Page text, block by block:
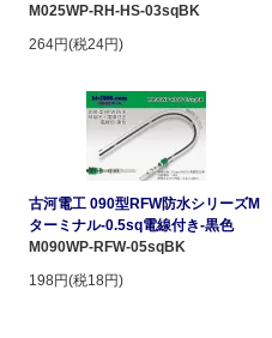
M025WP-RH-HS-03sqBK
264円(税24円)
古河電工 090型RFW防水シリーズM
ターミナル-0.5sq電線付き-黒色
M090WP-RFW-05sqBK
198円(税18円)